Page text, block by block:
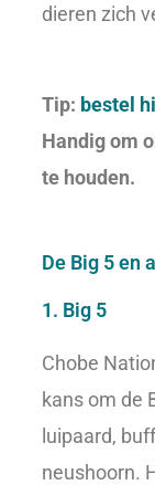
dieren zich
Tip: bestel
Handig om
te houden.
De Big 5 en
1. Big 5
Chobe
kans om de
luipaard,
neushoorn.